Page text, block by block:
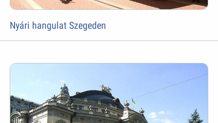
Nyári hangulat Szegeden